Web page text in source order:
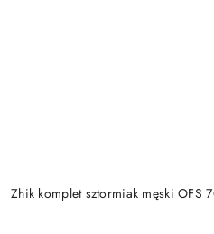
Zhik komplet sztormiak męski OFS